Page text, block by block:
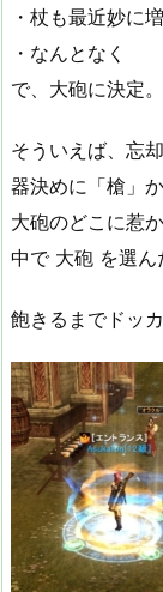
・杖も最近妙に
・なんとなく
で、大砲に決定。
そういえば、忘
器決めに「槍」
大砲のどこに惹
中で 大砲 を選ん
飽きるまでドッ